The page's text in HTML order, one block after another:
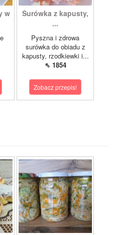
w
Surówka z kapusty,
...
Pyszna i zdrowa
surówka do obiadu z
kapusty, rzodkiewki i...
⇖ 1854
Zobacz przepis!